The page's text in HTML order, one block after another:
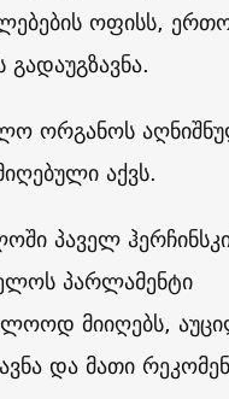
ოფისს,
ორგანოს
აქვს.
პაველ
პარლამენტი
მიიღებს,
და მათი